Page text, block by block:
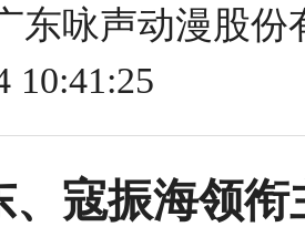
东咏声动漫股
10:41:25
、寇振海领